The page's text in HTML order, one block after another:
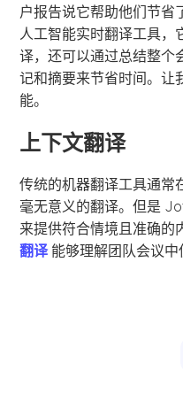
户报告说它帮助他们节
人工智能实时翻译工具，
译，还可以通过总结整个
记和摘要来节省时间。让
能。
上下文翻译
传统的机器翻译工具通常
毫无意义的翻译。但是
来提供符合情境且准确的
翻译能够理解团队会议中